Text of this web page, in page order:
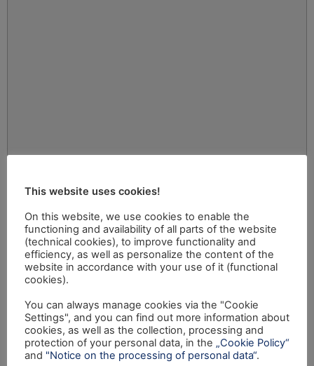
This website uses cookies!
On this website, we use cookies to enable the
functioning and availability of all parts of the website
(technical cookies), to improve functionality and
efficiency, as well as personalize the content of the
website in accordance with your use of it (functional
cookies).
You can always manage cookies via the "Cookie
Settings", and you can find out more information about
cookies, as well as the collection, processing and
protection of your personal data, in the „Cookie Policy“
and "Notice on the processing of personal data“.